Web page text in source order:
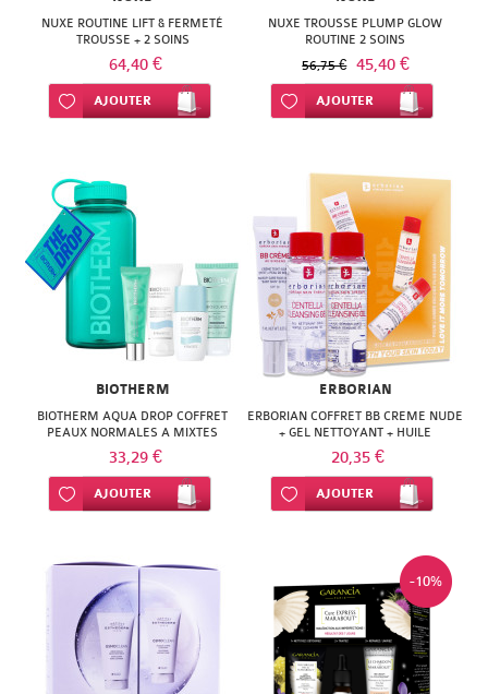
NUXE ROUTINE LIFT & FERMETÉ
TROUSSE + 2 SOINS
64,40 €
Ajouter à ma liste d’envie
AJOUTER
NUXE TROUSSE PLUMP GLOW
ROUTINE 2 SOINS
56,75 € 45,40 €
Ajouter à ma liste d’envie
AJOUTER
BIOTHERM
BIOTHERM AQUA DROP COFFRET
PEAUX NORMALES A MIXTES
33,29 €
Ajouter à ma liste d’envie
AJOUTER
ERBORIAN
ERBORIAN COFFRET BB CREME NUDE
+ GEL NETTOYANT + HUILE
DEMAQUILLANTE
20,35 €
Ajouter à ma liste d’envie
AJOUTER
-10%